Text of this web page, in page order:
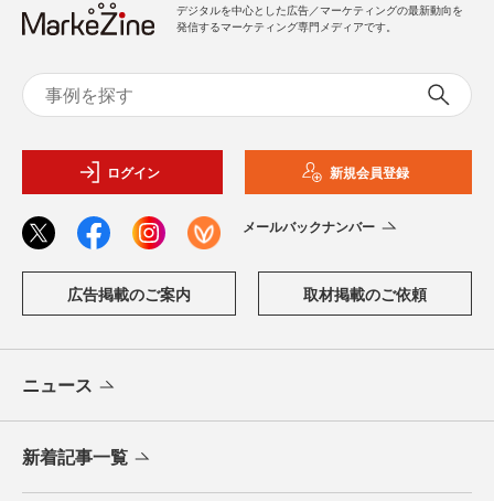
デジタルを中心とした広告／マーケティングの最新動向を
発信するマーケティング専門メディアです。
ログイン 新規会員登録
メールバックナンバー
広告掲載のご案内 取材掲載のご依頼
ニュース
新着記事一覧